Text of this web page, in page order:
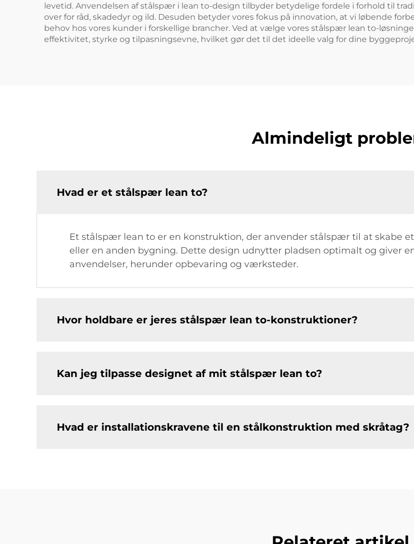
levetid. Anvendelsen af stålspær i lean to-design tilbyder betydelige fordele i forhold til
over for råd, skadedyr og ild. Desuden betyder vores fokus på innovation, at vi løbende
behov hos vores kunder i forskellige brancher. Ved at vælge vores stålspær lean to-
effektivitet, styrke og tilpasningsevne, hvilket gør det til det ideelle valg for dine
Almindeligt
Hvad er et stålspær lean to?
Et stålspær lean to er en konstruktion, der anvender stålspær til at skabe
eller en anden bygning. Dette design udnytter pladsen optimalt og giver
anvendelser, herunder opbevaring og værksteder.
Hvor holdbare er jeres stålspær lean to-konstruktioner?
Kan jeg tilpasse designet af mit stålspær lean to?
Hvad er installationskravene til en stålkonstruktion med skråtag?